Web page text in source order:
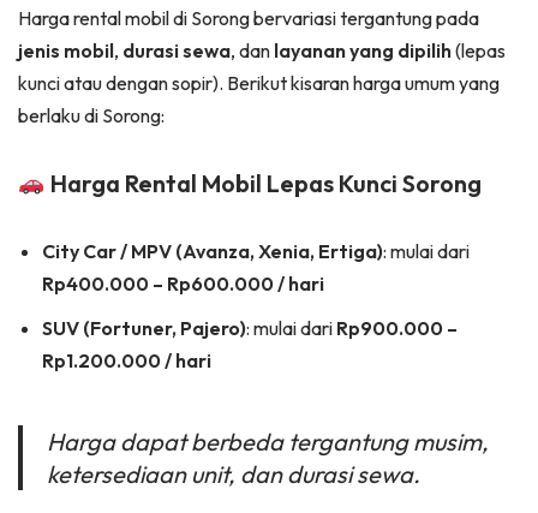
Harga rental mobil di Sorong bervariasi tergantung pada
jenis mobil, durasi sewa, dan layanan yang dipilih(lepas
kunci atau dengan sopir). Berikut kisaran harga umum yang
berlaku di Sorong:
Harga Rental Mobil Lepas Kunci Sorong
City Car / MPV (Avanza, Xenia, Ertiga): mulai dari
Rp400.000 – Rp600.000 / hari
SUV (Fortuner, Pajero): mulai dari Rp900.000 –
Rp1.200.000 / hari
Harga dapat berbeda tergantung musim,
ketersediaan unit, dan durasi sewa.